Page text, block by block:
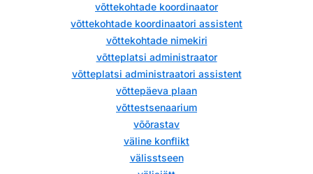
võttekohtade koordinaator
võttekohtade koordinaatori assistent
võttekohtade nimekiri
võtteplatsi administraator
võtteplatsi administraatori assistent
võttepäeva plaan
võttestsenaarium
võõrastav
väline konflikt
välisstseen